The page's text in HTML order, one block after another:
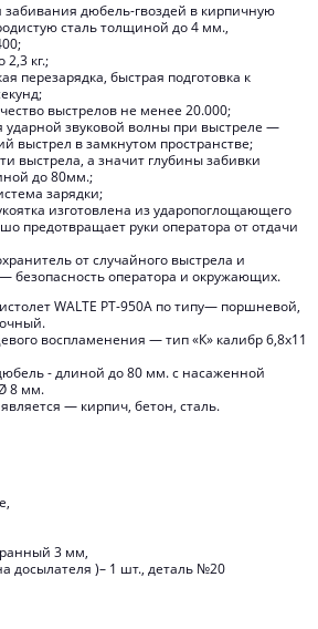
забивания дюбель-гвоздей в кирпичную
сталь толщиной до 4 мм.,
2,3 кг.;
перезарядка, быстрая подготовка к
выстрелов не менее 20.000;
звуковой волны при выстреле —
выстрел в замкнутом пространстве;
выстрела, а значит глубины забивки
до 80мм.;
зарядки;
изготовлена из ударопоглощающего
предотвращает руки оператора от отдачи
от случайного выстрела и
безопасность оператора и окружающих.
WALTE РТ-950А по типу— поршневой,
воспламенения — тип «К» калибр 6,8х11
- длиной до 80 мм. с насаженной
8 мм.
— кирпич, бетон, сталь.
3 мм,
досылателя )– 1 шт., деталь №20